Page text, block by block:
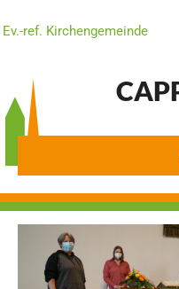
Ev.-ref. Kirchengemeinde